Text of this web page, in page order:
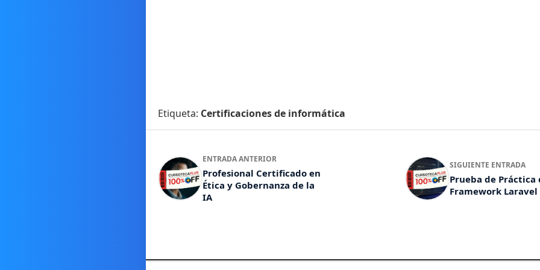
Etiqueta: Certificaciones de informática
ENTRADA ANTERIOR
Profesional Certificado en
Ética y Gobernanza de la
IA
SIGUIENTE ENTRADA
Prueba de Práctica
Framework Laravel